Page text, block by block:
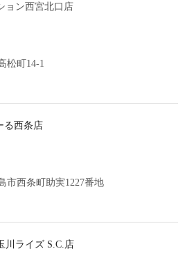
ョン西宮北口店
松町14-1
る西条店
市西条町助実1227番地
川ライズ S.C.店